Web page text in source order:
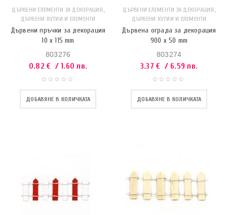
ДЪРВЕНИ ЕЛЕМЕНТИ ЗА ДЕКОРАЦИЯ ,
ДЪРВЕНИ КУТИИ И ЕЛЕМЕНТИ
Дървени пръчки за декорация
10 x 115 mm
803276
0.82€ / 1.60 лв.
ДОБАВЯНЕ В КОЛИЧКАТА
ДЪРВЕНИ ЕЛЕМЕНТИ ЗА ДЕКОРАЦИЯ ,
ДЪРВЕНИ КУТИИ И ЕЛЕМЕНТИ
Дървена ограда за декорация
900 x 50 mm
803274
3.37€ / 6.59 лв.
ДОБАВЯНЕ В КОЛИЧКАТА